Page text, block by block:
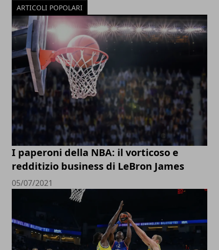
ARTICOLI POPOLARI
I paperoni della NBA: il vorticoso e
redditizio business di LeBron James
05/07/2021